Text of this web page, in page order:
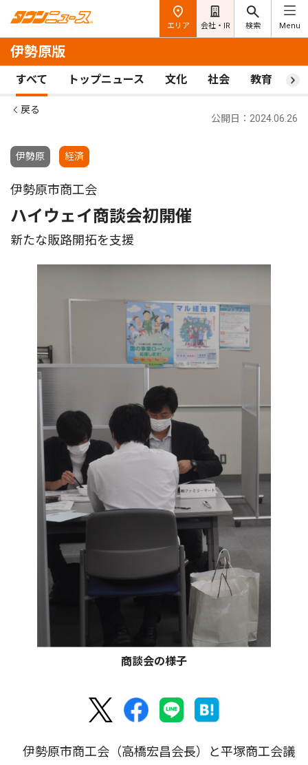
エリア 会社・IR 検索 Menu
伊勢原版
すべて トップニュース 文化 社会 教育 ス
戻る
伊勢原 経済
公開日：2024.06.26
伊勢原市商工会
ハイウェイ商談会初開催
新たな販路開拓を支援
商談会の様子
伊勢原市商工会（高橋宏昌会長）と平塚商工会議